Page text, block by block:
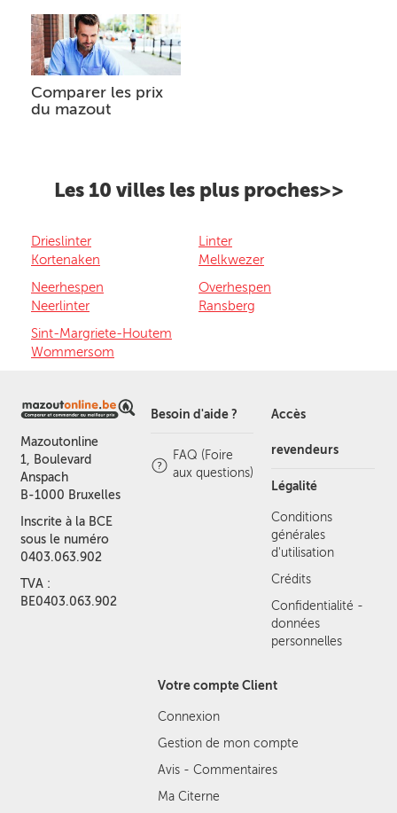
Comparer les prix
du mazout
Les 10 villes les plus proches>>
Drieslinter
Kortenaken
Linter
Melkwezer
Neerhespen
Neerlinter
Overhespen
Ransberg
Sint-Margriete-Houtem
Wommersom
Mazoutonline
1, Boulevard
Anspach
B-1000 Bruxelles
Inscrite à la BCE
sous le numéro
0403.063.902
TVA :
BE0403.063.902
Besoin d'aide ?
FAQ (Foire
aux questions)
Accès
revendeurs
Légalité
Conditions
générales
d'utilisation
Crédits
Confidentialité -
données
personnelles
Votre compte Client
Connexion
Gestion de mon compte
Avis - Commentaires
Ma Citerne